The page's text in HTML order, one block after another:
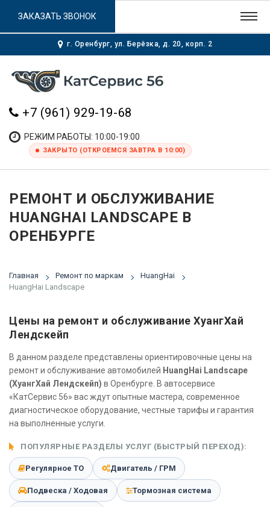
г. Оренбург, ул. Берёзка, д. 20, корп. 2
+7 (961) 929-19-68
РЕЖИМ РАБОТЫ: 10:00-19:00
ЗАКРЫТО (ОТКРОЕМСЯ ЗАВТРА В 10:00)
ЗАКАЗАТЬ ЗВОНОК
РЕМОНТ И ОБСЛУЖИВАНИЕ
HUANGHAI LANDSCAPE В
ОРЕНБУРГЕ
Главная Ремонт по маркам
HuangHai
HuangHai Landscape
Цены на ремонт и обслуживание ХуангХай
Лендскейп
В данном разделе представлены ориентировочные цены на
ремонт и обслуживание автомобилей HuangHai Landscape
(ХуангХай Лендскейп) в Оренбурге. В автосервисе
«КатСервис 56» вас ждут опытные мастера, современное
диагностическое оборудование, честные тарифы и гарантия
на выполненные услуги.
ПОПУЛЯРНЫЕ РАЗДЕЛЫ УСЛУГ (БЫСТРЫЙ ПЕРЕХОД):
Регулярное ТО Двигатель / ГРМ
Подвеска / Ходовая Тормозная система